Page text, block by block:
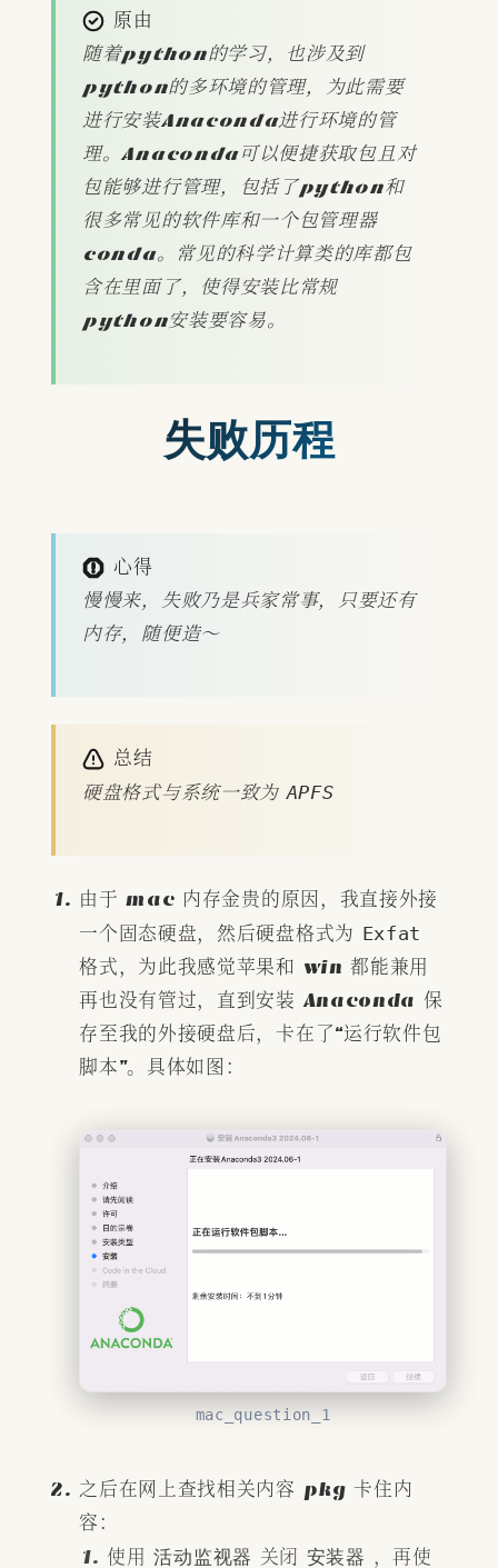
原由
随着python的学习，也涉及到
python的多环境的管理，为此需要
进行安装Anaconda进行环境的管
理。Anaconda可以便捷获取包且对
包能够进行管理，包括了python和
很多常见的软件库和一个包管理器
conda。常见的科学计算类的库都包
含在里面了，使得安装比常规
python安装要容易。
失败历程
心得
慢慢来，失败乃是兵家常事，只要还有
内存，随便造～
总结
硬盘格式与系统一致为APFS
由于 mac 内存金贵的原因，我直接外接
一个固态硬盘，然后硬盘格式为 Exfat
格式，为此我感觉苹果和 win 都能兼用
再也没有管过，直到安装 Anaconda 保
存至我的外接硬盘后，卡在了“运行软件包
脚本”。具体如图：
mac_question_1
之后在网上查找相关内容 pkg 卡住内
容：
使用活动监视器 关闭 安装器 ，再使